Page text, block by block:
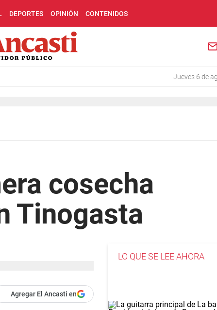
DEPORTES OPINIÓN CONTENIDOS
jueves 6 de
cosecha
Tinogasta
Agregar El Ancasti en
LO QUE SE LEE AHORA